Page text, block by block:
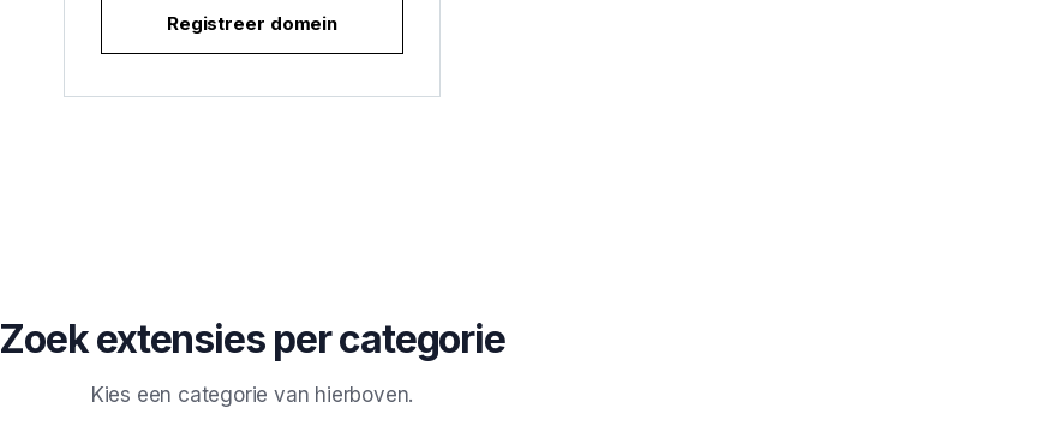
Registreer domein
Zoek extensies per categorie
Kies een categorie van hierboven.